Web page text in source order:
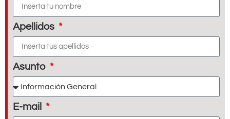
Apellidos
Asunto
E-mail